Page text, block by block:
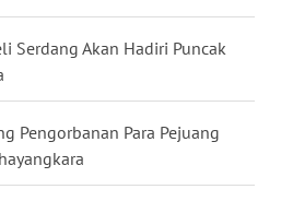
Serdang Akan Hadiri Puncak
Pengorbanan Para Pejuang